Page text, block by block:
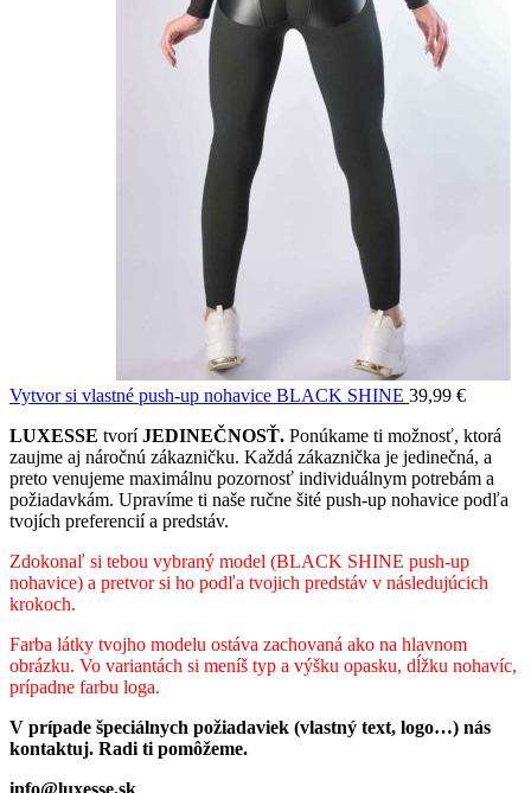
Vytvor si vlastné push-up nohavice BLACK SHINE 39,99 €
LUXESSE tvoríJEDINEČNOSŤ. Ponúkame ti možnosť, ktorá
zaujme aj náročnú zákazničku. Každá zákaznička je jedinečná, a
preto venujeme maximálnu pozornosť individuálnym potrebám a
požiadavkám. Upravíme ti naše ručne šité push-up nohavice podľa
tvojích preferencií a predstáv.
Zdokonaľ si tebou vybraný model (BLACK SHINE push-up
nohavice) a pretvor si ho podľa tvojich predstáv v následujúcich
krokoch.
Farba látky tvojho modelu ostáva zachovaná ako na hlavnom
obrázku. Vo variantách si meníš typ a výšku opasku, dĺžku nohavíc,
prípadne farbu loga.
V prípade špeciálnych požiadaviek (vlastný text, logo…) nás
kontaktuj. Radi ti pomôžeme.
info@luxesse.sk